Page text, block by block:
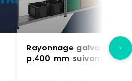
Rayonnage galvastar
p.400 mm suivant –